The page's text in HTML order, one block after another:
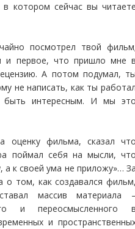
в котором сейчас вы
посмотрел твой
и первое, что пришло мне
А потом подумал,
не написать, как ты
интересным. И мы
оценку фильма, сказал
поймал себя на мысли,
а к своей ума не приложу»…
о том, как создавался
массив материала
и переосмысленного
и